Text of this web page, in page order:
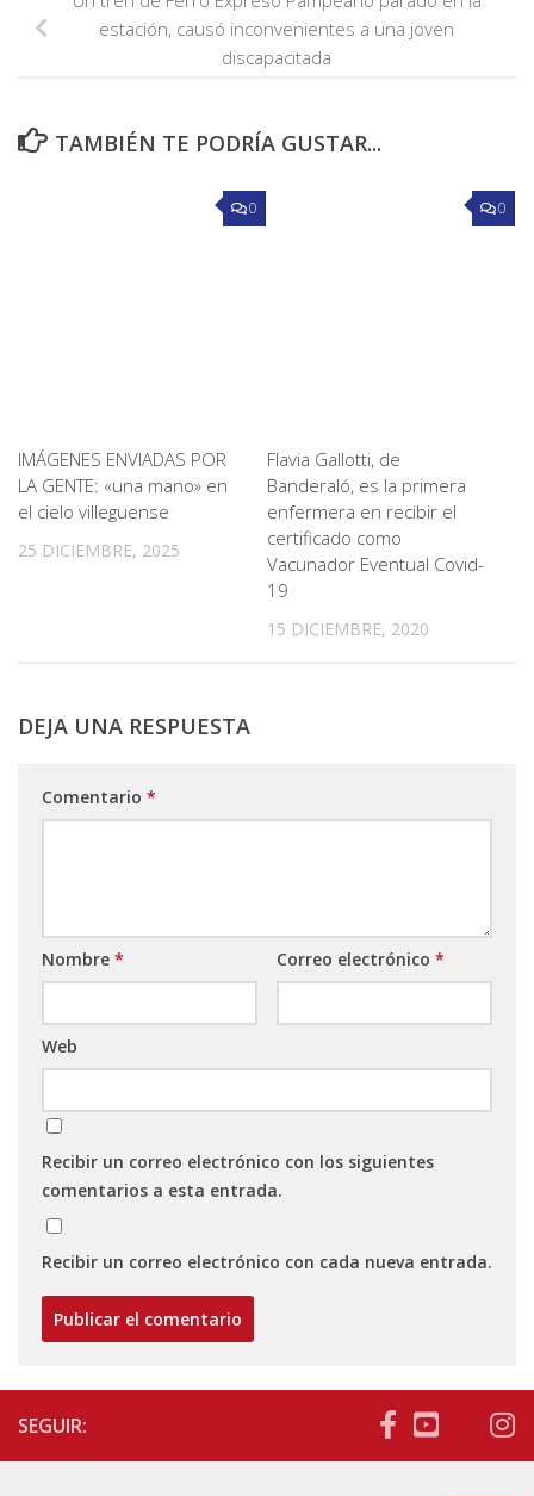
estación, causó inconvenientes a una joven
discapacitada
TAMBIÉN TE PODRÍA GUSTAR...
0
IMÁGENES ENVIADAS POR
LA GENTE: «una mano» en
el cielo villeguense
25 DICIEMBRE, 2025
0
Flavia Gallotti, de
Banderaló, es la primera
enfermera en recibir el
certificado como
Vacunador Eventual Covid-
19
15 DICIEMBRE, 2020
DEJA UNA RESPUESTA
Comentario *
Nombre * Correo electrónico *
Web
Recibir un correo electrónico con los siguientes
comentarios a esta entrada.
Recibir un correo electrónico con cada nueva entrada.
SEGUIR: